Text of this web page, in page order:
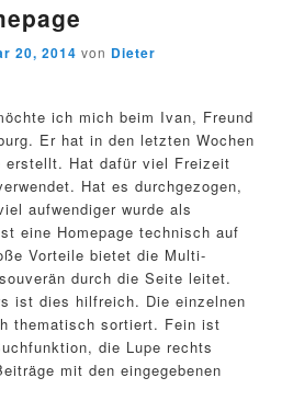
20, 2014 von Dieter
ich mich beim Ivan, Freund
Er hat in den letzten Wochen
erstellt. Hat dafür viel Freizeit
Hat es durchgezogen,
aufwendiger wurde als
eine Homepage technisch auf
Vorteile bietet die Multi-
durch die Seite leitet.
ist dies hilfreich. Die einzelnen
thematisch sortiert. Fein ist
die Lupe rechts
mit den eingegebenen